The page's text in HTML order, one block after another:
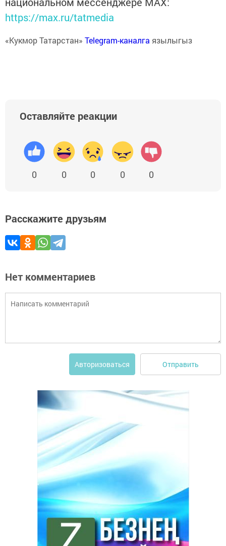
https://max.ru/tatmedia
«Кукмор Татарстан» Telegram-каналга язылыгыз
Оставляйте реакции
0 0 0 0 0
Расскажите друзьям
Нет комментариев
Авторизоваться Отправить